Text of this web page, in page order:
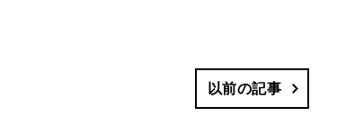
以前の記事